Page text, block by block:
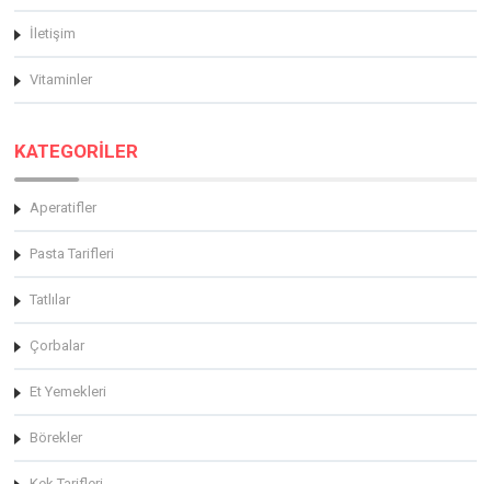
İletişim
Vitaminler
KATEGORİLER
Aperatifler
Pasta Tarifleri
Tatlılar
Çorbalar
Et Yemekleri
Börekler